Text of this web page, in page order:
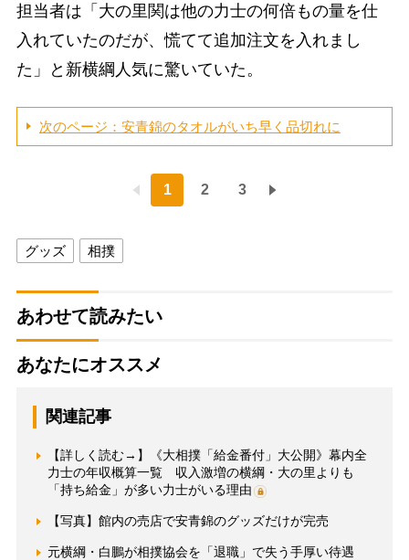
担当者は「大の里関は他の力士の何倍もの量を仕
入れていたのだが、慌てて追加注文を入れまし
た」と新横綱人気に驚いていた。
次のページ：安青錦のタオルがいち早く品切れに
1 2 3
グッズ 相撲
あわせて読みたい
あなたにオススメ
関連記事
【詳しく読む→】《大相撲「給金番付」大公開》幕内全
力士の年収概算一覧 収入激増の横綱・大の里よりも
「持ち給金」が多い力士がいる理由
【写真】館内の売店で安青錦のグッズだけが完売
元横綱・白鵬が相撲協会を「退職」で失う手厚い待遇